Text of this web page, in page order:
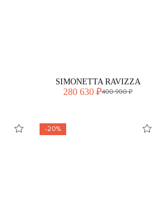
SIMONETTA RAVIZZA
280 630 ₽400 900 ₽
-20%